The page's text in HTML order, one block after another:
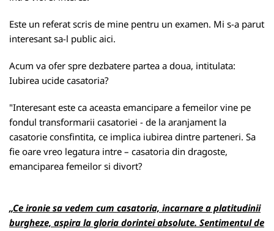
Este un referat scris de mine pentru un examen. Mi s-a parut
interesant sa-l public aici.
Acum va ofer spre dezbatere partea a doua, intitulata:
Iubirea ucide casatoria?
"Interesant este ca aceasta emancipare a femeilor vine pe
fondul transformarii casatoriei - de la aranjament la
casatorie consfintita, ce implica iubirea dintre parteneri. Sa
fie oare vreo legatura intre – casatoria din dragoste,
emanciparea femeilor si divort?
„Ce ironie sa vedem cum casatoria, incarnare a platitudinii
burgheze, aspira la gloria dorintei absolute. Sentimentul de